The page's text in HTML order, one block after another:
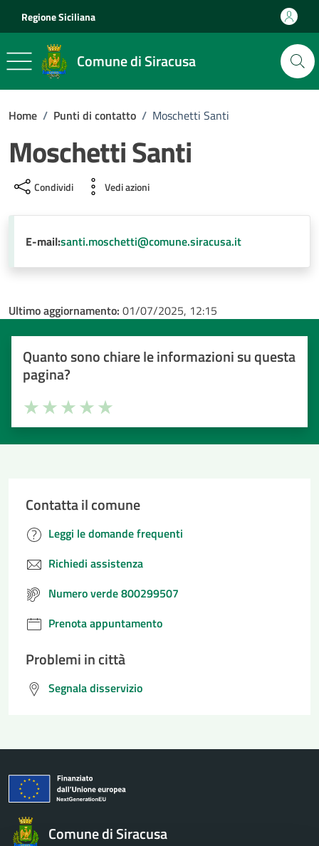
Regione Siciliana
Comune di Siracusa
Home / Punti di contatto / Moschetti Santi
Moschetti Santi
Condividi Vedi azioni
E-mail:santi.moschetti@comune.siracusa.it
Ultimo aggiornamento: 01/07/2025, 12:15
Quanto sono chiare le informazioni su questa
pagina?
Valuta la chiarezza delle informazioni (da 1 a 5 stelle)
Seleziona il numero di stelle per valutare la chiarezza delle
Valuta 5 stelle su 5
Valuta 4 stelle su 5
Valuta 3 stelle su 5
Valuta 2 stelle su 5
Valuta 1 stelle su 5
Contatta il comune
Leggi le domande frequenti
Richiedi assistenza
Numero verde 800299507
Prenota appuntamento
Problemi in città
Segnala disservizio
Comune di Siracusa